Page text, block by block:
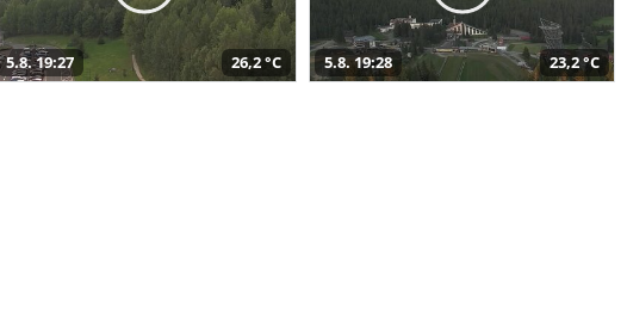
5.8. 19:27 26,2 °C 5.8. 19:28 23,2 °C